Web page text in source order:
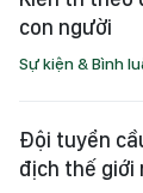
con người
Sự kiện & Bình
Đội tuyển
địch thế giới